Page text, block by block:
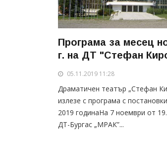
Програма за месец
г. на ДТ "Стефан
05.11.2019 11:28
Драматичен театър „Стефан
излезе с програма с
2019 годинаНа 7 ноември от
ДТ-Бургас „МРАК”...